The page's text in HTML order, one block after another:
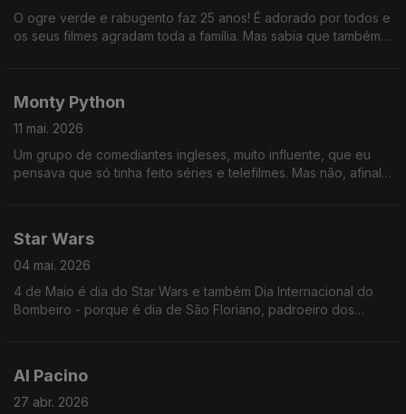
O ogre verde e rabugento faz 25 anos! É adorado por todos e
os seus filmes agradam toda a família. Mas sabia que também
Monty Python
11 mai. 2026
Um grupo de comediantes ingleses, muito influente, que eu
pensava que só tinha feito séries e telefilmes. Mas não, afinal
Star Wars
04 mai. 2026
4 de Maio é dia do Star Wars e também Dia Internacional do
Bombeiro - porque é dia de São Floriano, padroeiro dos
Al Pacino
27 abr. 2026